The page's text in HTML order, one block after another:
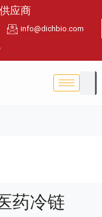
应商
info@dichbio.com
药冷链